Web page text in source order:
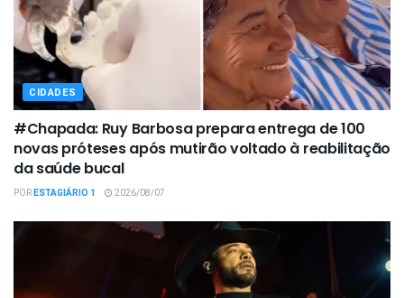
CIDADES
#Chapada: Ruy Barbosa prepara entrega de 100
novas próteses após mutirão voltado à reabilitação
da saúde bucal
PORESTAGIÁRIO 1 2026/08/07